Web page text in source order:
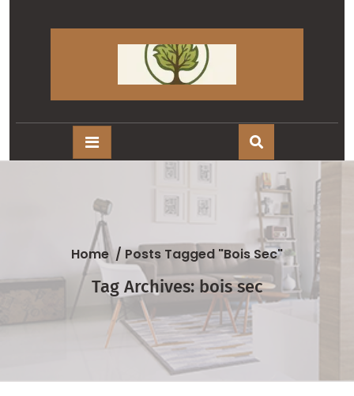
Home/ Posts Tagged "bois Sec"
Tag Archives: bois sec